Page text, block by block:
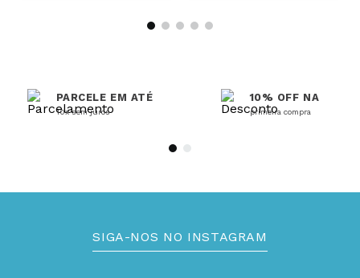
PARCELE EM ATÉ
10x sem juros
10% OFF NA
primeira compra
SIGA-NOS NO INSTAGRAM